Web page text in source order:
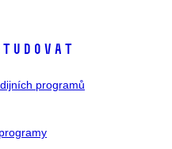
programů